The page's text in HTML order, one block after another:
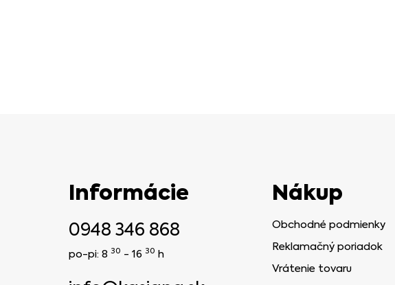
Informácie
0948 346 868
po-pi: 8 30 - 16 30 h
Nákup
Obchodné podmienky
Reklamačný poriadok
Vrátenie tovaru